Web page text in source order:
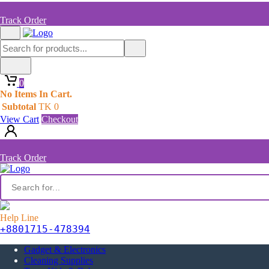
Track Order
0
No Items In Cart.
Subtotal TK 0
View Cart Checkout
Track Order
Help Line
+8801715-478394
Gadget & Electronics
Cleaning Supplies